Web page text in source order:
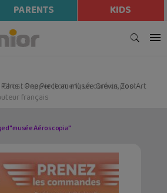
PARENTS KIDS
: One Piece au musée Grévin, Zoo Art
"musée Aéroscopia"